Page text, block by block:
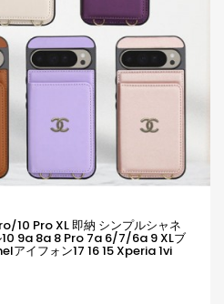
10 Pro XL 即納 シンプルシャネ
9a 8a 8 Pro 7a 6/7/6a 9 XLブ
アイフォン17 16 15 Xperia 1vi
ファッション潮流男女兼用人気
Pixelなど全機種対応